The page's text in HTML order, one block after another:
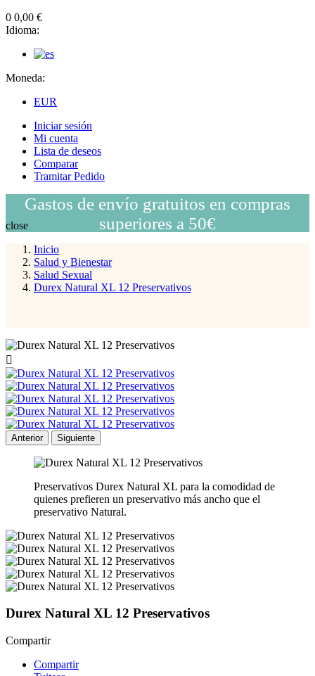
0 0,00 €
Idioma:
Moneda:
EUR
Iniciar sesión
Mi cuenta
Lista de deseos
Comparar
Tramitar Pedido
Gastos de envío gratuitos en compras
superiores a 50€
close
Inicio
Salud y Bienestar
Salud Sexual
Durex Natural XL 12 Preservativos

Anterior Siguiente
Preservativos Durex Natural XL para la comodidad de
quienes prefieren un preservativo más ancho que el
preservativo Natural.
Durex Natural XL 12 Preservativos
Compartir
Compartir